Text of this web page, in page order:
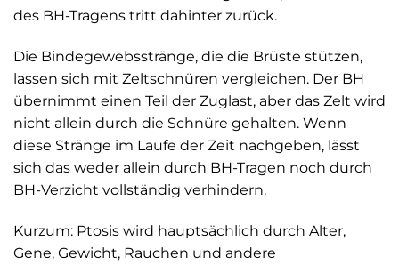
des BH-Tragens tritt dahinter zurück.
Die Bindegewebsstränge, die die Brüste stützen,
lassen sich mit Zeltschnüren vergleichen. Der BH
übernimmt einen Teil der Zuglast, aber das Zelt wird
nicht allein durch die Schnüre gehalten. Wenn
diese Stränge im Laufe der Zeit nachgeben, lässt
sich das weder allein durch BH-Tragen noch durch
BH-Verzicht vollständig verhindern.
Kurzum: Ptosis wird hauptsächlich durch Alter,
Gene, Gewicht, Rauchen und andere